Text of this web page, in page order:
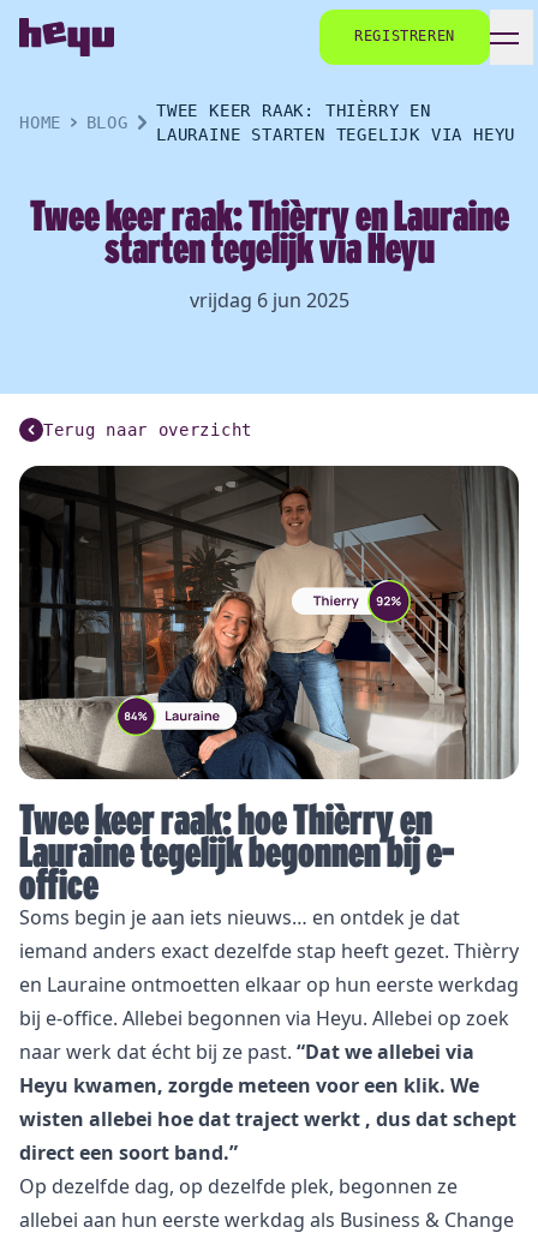
REGISTREREN
HOME BLOG
TWEE KEER RAAK: THIÈRRY EN
LAURAINE STARTEN TEGELIJK VIA HEYU
Twee keer raak: Thièrry en Lauraine
starten tegelijk via Heyu
vrijdag 6 jun 2025
Terug naar overzicht
Twee keer raak: hoe Thièrry en
Lauraine tegelijk begonnen bij e-
office
Soms begin je aan iets nieuws… en ontdek je dat
iemand anders exact dezelfde stap heeft gezet. Thièrry
en Lauraine ontmoetten elkaar op hun eerste werkdag
bij e-office. Allebei begonnen via Heyu. Allebei op zoek
naar werk dat écht bij ze past. “Dat we allebei via
Heyu kwamen, zorgde meteen voor een klik. We
wisten allebei hoe dat traject werkt , dus dat schept
direct een soort band.”
Op dezelfde dag, op dezelfde plek, begonnen ze
allebei aan hun eerste werkdag als Business & Change